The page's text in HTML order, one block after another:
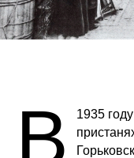
В
фасовки